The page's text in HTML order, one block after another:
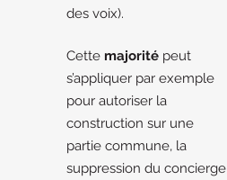
des voix).
Cette majorité peut
s’appliquer par exemple
pour autoriser la
construction sur une
partie commune, la
suppression du concierge